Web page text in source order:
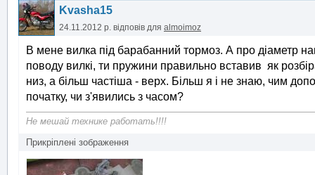
Kvasha15
24.11.2012 р. відповів для almoimoz
В мене вилка під барабанний тормоз. А про діаметр
поводу вилкі, ти пружини правильно вставив як
низ, а більш частіша - верх. Більш я і не знаю, чим
початку, чи з'явились з часом?
Не мешай технике работать!!!!
Прикріплені зображення